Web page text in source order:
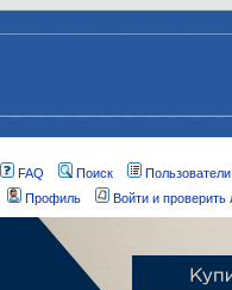
FAQ Поиск Пользователи
Профиль
Войти и